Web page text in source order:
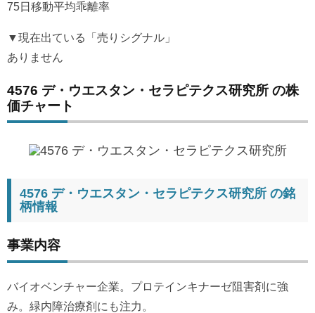
75日移動平均乖離率
▼現在出ている「売りシグナル」
ありません
4576 デ・ウエスタン・セラピテクス研究所 の株
価チャート
4576 デ・ウエスタン・セラピテクス研究所 の銘
柄情報
事業内容
バイオベンチャー企業。プロテインキナーゼ阻害剤に強
み。緑内障治療剤にも注力。